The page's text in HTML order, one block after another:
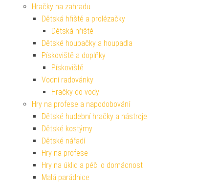
Hračky na zahradu
Dětská hřiště a prolézačky
Dětská hřiště
Dětské houpačky a houpadla
Pískoviště a doplňky
Pískoviště
Vodní radovánky
Hračky do vody
Hry na profese a napodobování
Dětské hudební hračky a nástroje
Dětské kostýmy
Dětské nářadí
Hry na profese
Hry na úklid a péči o domácnost
Malá parádnice